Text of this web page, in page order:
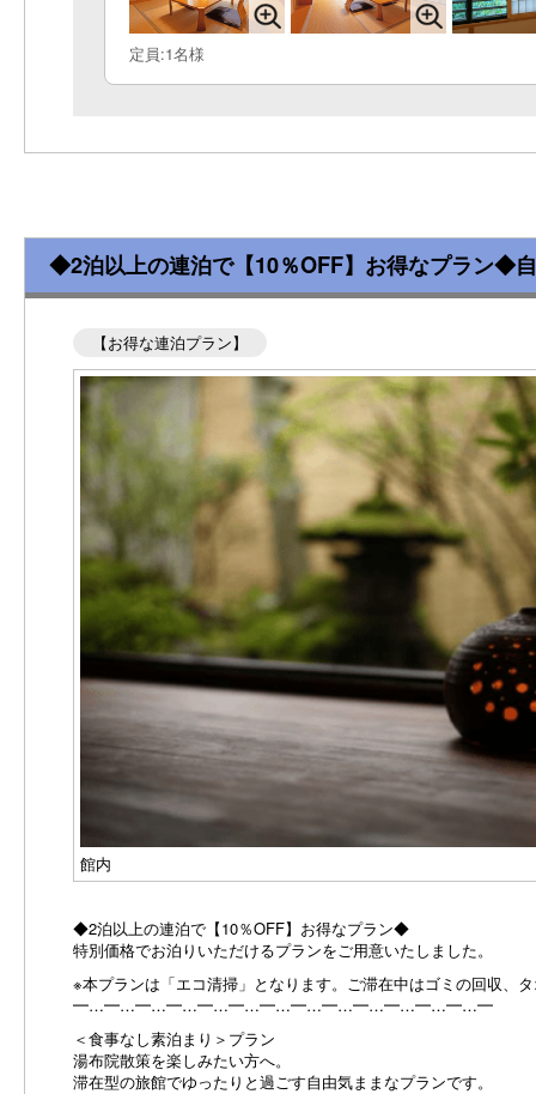
定員:1名様
◆2泊以上の連泊で【10％OFF】お得なプラン◆
【お得な連泊プラン】
館内
◆2泊以上の連泊で【10％OFF】お得なプラン◆
特別価格でお泊りいただけるプランをご用意いたしました。
※本プランは「エコ清掃」となります。ご滞在中はゴミの回収、
━…━…━…━…━…━…━…━…━…━…━…━…━…━
＜食事なし素泊まり＞プラン
湯布院散策を楽しみたい方へ。
滞在型の旅館でゆったりと過ごす自由気ままなプランです。